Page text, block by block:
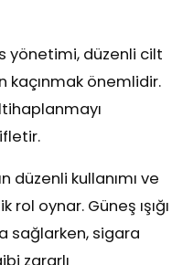
yönetimi, düzenli cilt
kaçınmak önemlidir.
düzenli kullanımı ve
oynar. Güneş ışığı
sağlarken, sigara
zararlı